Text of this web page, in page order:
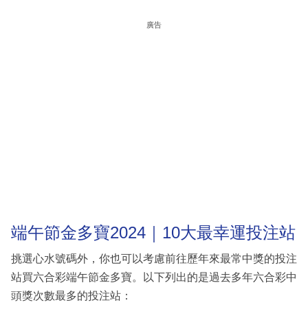
廣告
端午節金多寶2024｜10大最幸運投注站
挑選心水號碼外，你也可以考慮前往歷年來最常中獎的投注
站買六合彩端午節金多寶。以下列出的是過去多年六合彩中
頭獎次數最多的投注站：